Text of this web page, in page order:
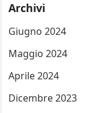
Archivi
Giugno 2024
Maggio 2024
Aprile 2024
Dicembre 2023